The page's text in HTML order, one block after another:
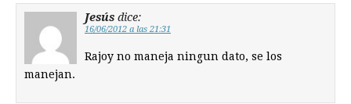
Jesús dice:
16/06/2012 a las 21:31
Rajoy no maneja ningun dato, se los
manejan.